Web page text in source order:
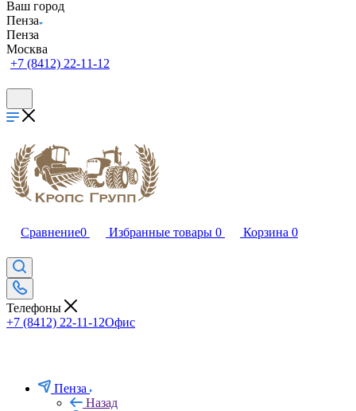
Ваш город
Пенза
Пенза
Москва
+7 (8412) 22-11-12
Сравнение0 Избранные товары 0 Корзина 0
Телефоны
+7 (8412) 22-11-12Офис
Пенза
Назад